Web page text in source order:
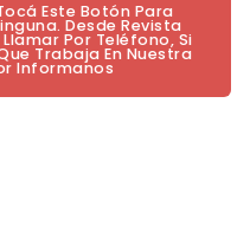
Este Botón Para
Desde Revista
Llamar Por Teléfono, Si
Trabaja En Nuestra
Informanos